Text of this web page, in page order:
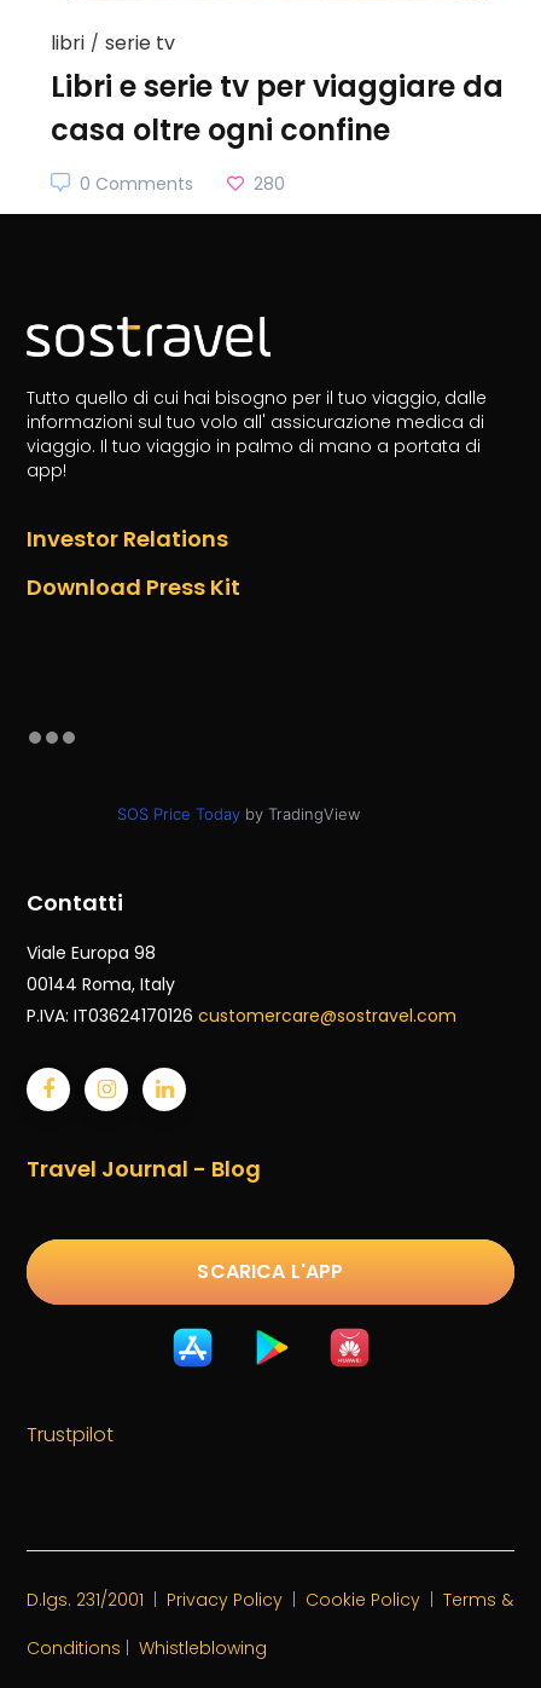
libri serie tv
Libri e serie tv per viaggiare da
casa oltre ogni confine
280
0 Comments
Tutto quello di cui hai bisogno per il tuo viaggio, dalle
informazioni sul tuo volo all' assicurazione medica di
viaggio. Il tuo viaggio in palmo di mano a portata di
app!
Investor Relations
Download Press Kit
SOS Price Todayby TradingView
Contatti
Viale Europa 98
00144 Roma, Italy
P.IVA: IT03624170126 customercare@sostravel.com
Travel Journal - Blog
SCARICA L'APP
Trustpilot
D.lgs. 231/2001 Privacy Policy Cookie Policy |Terms &
Conditions |Whistleblowing